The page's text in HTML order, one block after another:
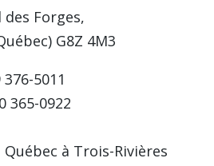
Forges,
G8Z 4M3
5011
365-0922
à Trois-Rivières